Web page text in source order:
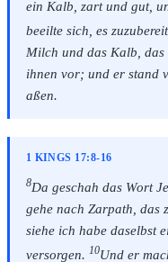
ein Kalb, zart und gut,
beeilte sich, es
Milch und das Kalb, das
ihnen vor; und er stand
aßen.
1 KINGS 17:8-16
8Da geschah das Wort
gehe nach Zarpath, das
siehe ich habe daselbst
versorgen. 10Und er